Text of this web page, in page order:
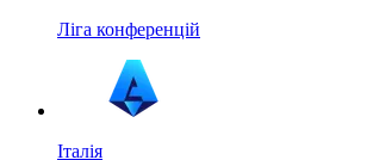
Ліга конференцій
Італія